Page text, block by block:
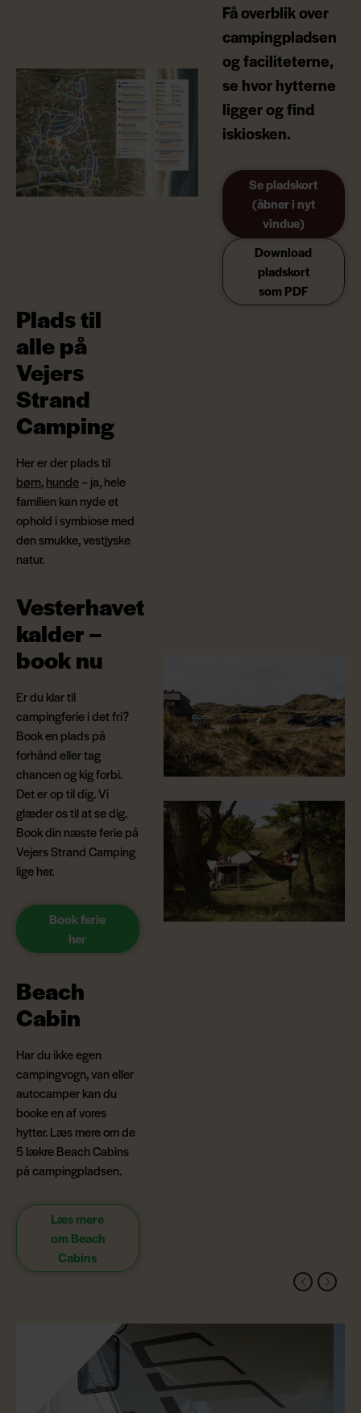
Få overblik over
campingpladsen
og faciliteterne,
se hvor hytterne
ligger og find
iskiosken.
Se pladskort
(åbner i nyt
vindue)
Download
pladskort
som PDF
Plads til
alle på
Vejers
Strand
Camping
Her er der plads til
børn,hunde– ja, hele
familien kan nyde et
ophold i symbiose med
den smukke, vestjyske
natur.
Vesterhavet
kalder –
book nu
Er du klar til
campingferie i det fri?
Book en plads på
forhånd eller tag
chancen og kig forbi.
Det er op til dig. Vi
glæder os til at se dig.
Book din næste ferie på
Vejers Strand Camping
lige her.
Book ferie
her
Beach
Cabin
Har du ikke egen
campingvogn, van eller
autocamper kan du
booke en af vores
hytter. Læs mere om de
5 lækre Beach Cabins
på campingpladsen.
Læs mere
om Beach
Cabins